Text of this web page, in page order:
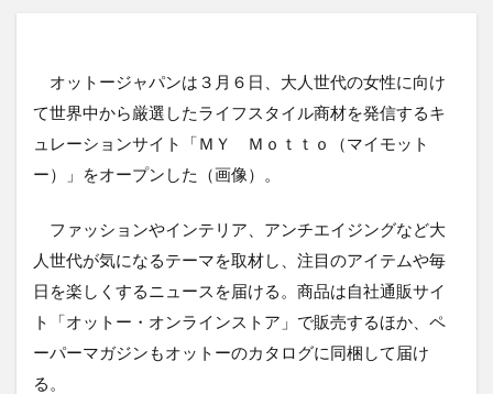
オットージャパンは３月６日、大人世代の女性に向け
て世界中から厳選したライフスタイル商材を発信するキ
ュレーションサイト「ＭＹ Ｍｏｔｔｏ（マイモット
ー）」をオープンした（画像）。
ファッションやインテリア、アンチエイジングなど大
人世代が気になるテーマを取材し、注目のアイテムや毎
日を楽しくするニュースを届ける。商品は自社通販サイ
ト「オットー・オンラインストア」で販売するほか、ペ
ーパーマガジンもオットーのカタログに同梱して届け
る。